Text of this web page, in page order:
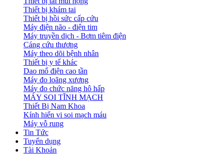
Thiết bị khám tai
Thiết bị hồi sức cấp cứu
Máy điện não - điện tim
Máy truyền dịch - Bơm tiêm điện
Cáng cứu thương
Máy theo dõi bệnh nhân
Thiết bị y tế khác
Dao mổ điện cao tần
Máy đo loãng xương
Máy đo chức năng hô hấp
MÁY SOI TĨNH MẠCH
Thiết Bị Nam Khoa
Kính hiển vi soi mạch máu
Máy vỗ rung
Tin Tức
Tuyển dụng
Tài Khoản